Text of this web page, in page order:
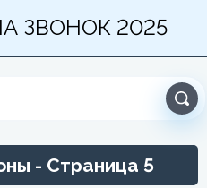
ЗВОНОК 2025
- Страница 5